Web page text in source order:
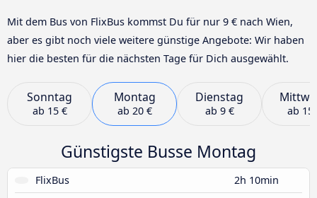
Mit dem Bus von FlixBus kommst Du für nur 9 € nach Wien,
aber es gibt noch viele weitere günstige Angebote: Wir haben
hier die besten für die nächsten Tage für Dich ausgewählt.
Sonntag
ab 15 €
Montag
ab 20 €
Dienstag
ab 9 € ab 15
Günstigste Busse Montag
FlixBus 2h 10min